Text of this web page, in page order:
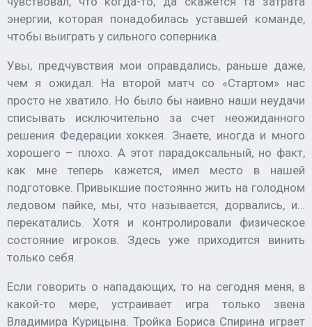
энергии, которая понадобилась уставшей команде,
чтобы выиграть у сильного соперника.
Увы, предчувствия мои оправдались, раньше даже,
чем я ожидал. На второй матч со «Стартом» нас
просто не хватило. Но было бы наивно наши неудачи
списывать исключительно за счет неожиданного
решения Федерации хоккея. Знаете, иногда и много
хорошего – плохо. А этот парадоксальный, но факт,
как мне теперь кажется, имел место в нашей
подготовке. Привыкшие постоянно жить на голодном
ледовом пайке, мы, что называется, дорвались, и…
перекатались. Хотя и контролировали физическое
состояние игроков. Здесь уже приходится винить
только себя.
Если говорить о нападающих, то на сегодня меня, в
какой-то мере, устраивает игра только звена
Владимира Курицына. Тройка Бориса Спирина играет